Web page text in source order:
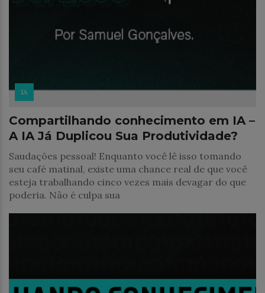
IA
Compartilhando conhecimento em IA –
A IA Já Duplicou Sua Produtividade?
Saudações pessoal! Enquanto você lê isso tomando
seu café matinal, existe uma chance real de que você
esteja trabalhando cinco vezes mais devagar do que
poderia. Não é culpa sua